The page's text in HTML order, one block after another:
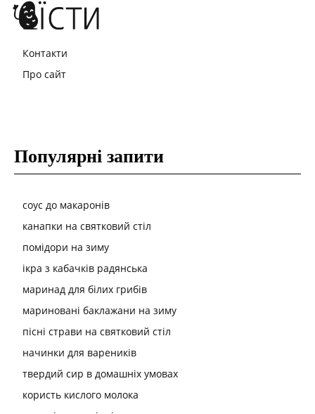
Контакти
Про сайт
Популярні запити
соус до макаронів
канапки на святковий стіл
помідори на зиму
ікра з кабачків радянська
маринад для білих грибів
мариновані баклажани на зиму
пісні страви на святковий стіл
начинки для вареників
твердий сир в домашніх умовах
користь кислого молока